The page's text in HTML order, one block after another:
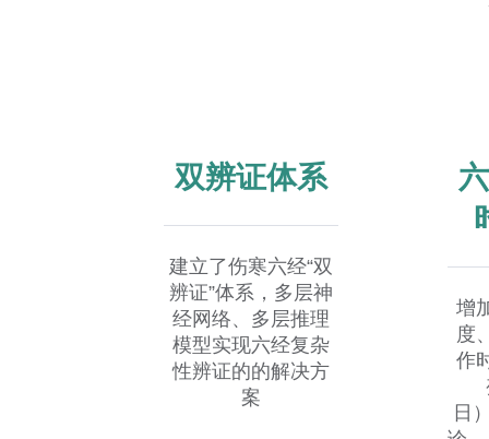
双辨证体系
建立了伤寒六经“双
辨证”体系，多层神
经网络、多层推理
模型实现六经复杂
性辨证的的解决方
案
增
度
作
日